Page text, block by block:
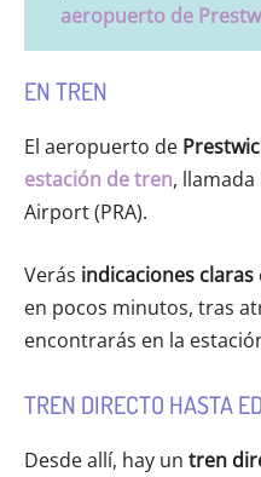
aeropuerto de
EN TREN
El aeropuerto de
estación de tren,
Airport (PRA).
Verás indicaciones claras
en pocos minutos, tras
encontrarás en la
TREN DIRECTO HASTA
Desde allí, hay un tren